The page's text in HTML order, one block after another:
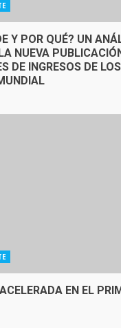
Y POR QUÉ? UN
NUEVA
DE INGRESOS DE
EN EL